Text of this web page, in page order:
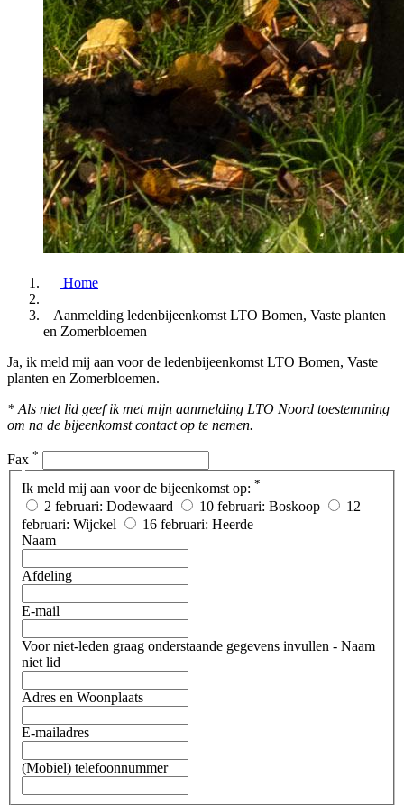
Home
Aanmelding ledenbijeenkomst LTO Bomen, Vaste planten
en Zomerbloemen
Ja, ik meld mij aan voor de ledenbijeenkomst LTO Bomen, Vaste
planten en Zomerbloemen.
* Als niet lid geef ik met mijn aanmelding LTO Noord toestemming
om na de bijeenkomst contact op te nemen.
Fax *
Ik meld mij aan voor de bijeenkomst op: *
2 februari: Dodewaard 10 februari: Boskoop
februari: Wijckel
16 februari: Heerde
Naam
Afdeling
E-mail
Voor niet-leden graag onderstaande gegevens invullen - Naam
niet lid
Adres en Woonplaats
E-mailadres
(Mobiel) telefoonnummer